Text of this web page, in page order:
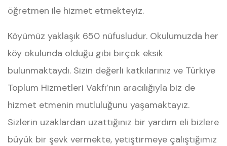
öğretmen ile hizmet etmekteyiz.
Köyümüz yaklaşık 650 nüfusludur. Okulumuzda her
köy okulunda olduğu gibi birçok eksik
bulunmaktaydı. Sizin değerli katkılarınız ve Türkiye
Toplum Hizmetleri Vakfı’nın aracılığıyla biz de
hizmet etmenin mutluluğunu yaşamaktayız.
Sizlerin uzaklardan uzattığınız bir yardım eli bizlere
büyük bir şevk vermekte, yetiştirmeye çalıştığımız